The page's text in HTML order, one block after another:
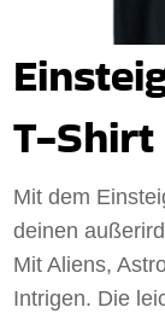
T-Shirt
Mit dem
deinen
Mit Aliens,
Intrigen. Die